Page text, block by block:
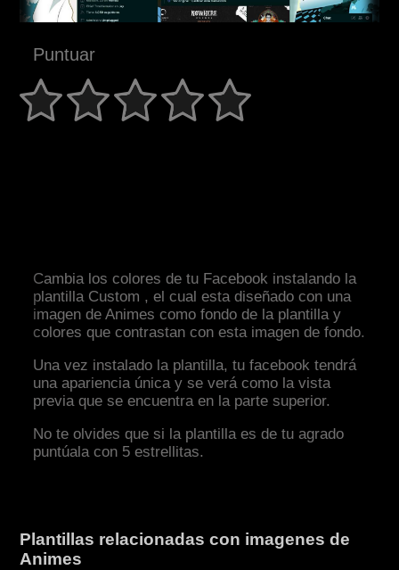
Puntuar
Cambia los colores de tu Facebook instalando la
plantilla Custom , el cual esta diseñado con una
imagen de Animes como fondo de la plantilla y
colores que contrastan con esta imagen de fondo.
Una vez instalado la plantilla, tu facebook tendrá
una apariencia única y se verá como la vista
previa que se encuentra en la parte superior.
No te olvides que si la plantilla es de tu agrado
puntúala con 5 estrellitas.
Plantillas relacionadas con imagenes de
Animes